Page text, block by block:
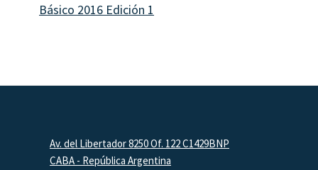
Básico 2016 Edición 1
FooterAv. del Libertador 8250 Of. 122 C1429BNP
CABA - República Argentina